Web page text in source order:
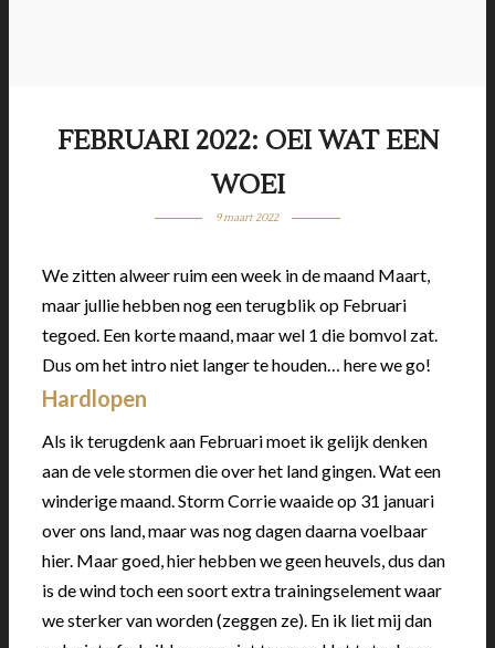
FEBRUARI 2022: OEI WAT EEN
WOEI
9 maart 2022
We zitten alweer ruim een week in de maand Maart,
maar jullie hebben nog een terugblik op Februari
tegoed. Een korte maand, maar wel 1 die bomvol zat.
Dus om het intro niet langer te houden… here we go!
Hardlopen
Als ik terugdenk aan Februari moet ik gelijk denken
aan de vele stormen die over het land gingen. Wat een
winderige maand. Storm Corrie waaide op 31 januari
over ons land, maar was nog dagen daarna voelbaar
hier. Maar goed, hier hebben we geen heuvels, dus dan
is de wind toch een soort extra trainingselement waar
we sterker van worden (zeggen ze). En ik liet mij dan